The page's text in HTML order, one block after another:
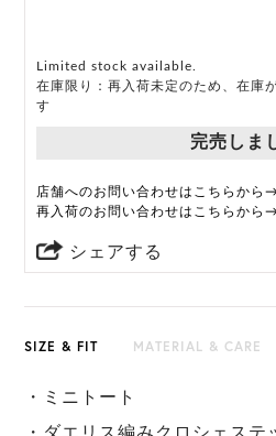
Limited stock available.
在庫限り：再入荷未定のため、在庫
す
完売しま
店舗へのお問い合わせはこちらから
再入荷のお問い合わせはこちらから
シェアする
SIZE & FIT MATERIAL & CARE
・ミニトート